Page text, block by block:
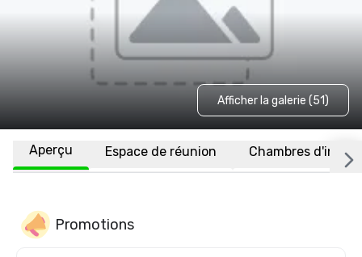
Afficher la galerie (51)
Aperçu Espace de réunion Chambres
Promotions